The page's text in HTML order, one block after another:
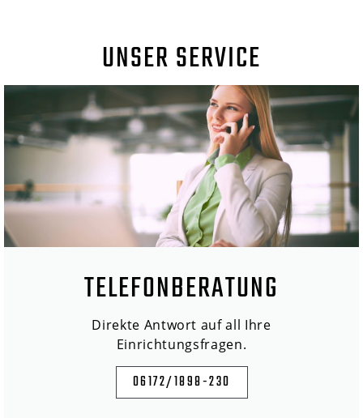
UNSER SERVICE
TELEFONBERATUNG
Direkte Antwort auf all Ihre
Einrichtungsfragen.
06172/1898-230